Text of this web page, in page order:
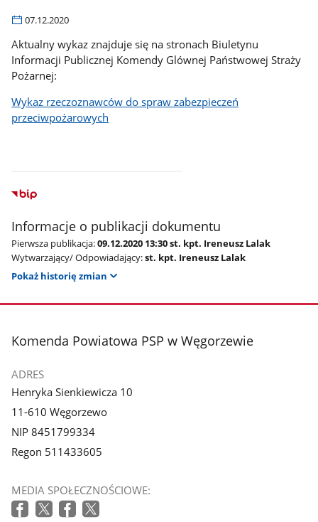
07.12.2020
Aktualny wykaz znajduje się na stronach Biuletynu
Informacji Publicznej Komendy Glównej Państwowej Straży
Pożarnej:
Wykaz rzeczoznawców do spraw zabezpieczeń
przeciwpożarowych
Informacje o publikacji dokumentu
Pierwsza publikacja:09.12.2020 13:30 st. kpt. Ireneusz Lalak
Wytwarzający/ Odpowiadający:st. kpt. Ireneusz Lalak
Pokaż historię zmian
stopka
Komenda Powiatowa PSP w Węgorzewie
ADRES
Henryka Sienkiewicza 10
11-610 Węgorzewo
NIP 8451799334
Regon 511433605
MEDIA SPOŁECZNOŚCIOWE: